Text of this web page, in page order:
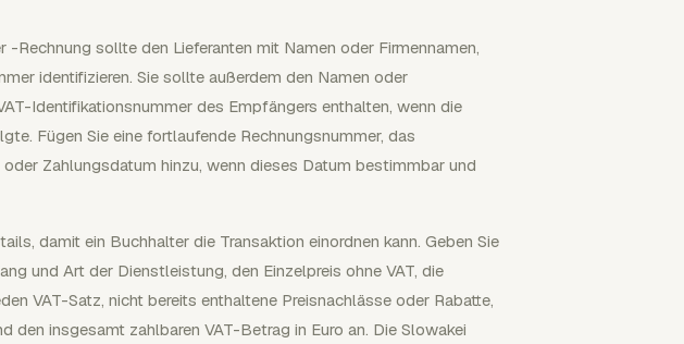
-Rechnung sollte den Lieferanten mit Namen oder Firmennamen,
identifizieren. Sie sollte außerdem den Namen oder
Identifikationsnummer des Empfängers enthalten, wenn die
Fügen Sie eine fortlaufende Rechnungsnummer, das
Zahlungsdatum hinzu, wenn dieses Datum bestimmbar und
damit ein Buchhalter die Transaktion einordnen kann. Geben Sie
und Art der Dienstleistung, den Einzelpreis ohne VAT, die
VAT-Satz, nicht bereits enthaltene Preisnachlässe oder Rabatte,
den insgesamt zahlbaren VAT-Betrag in Euro an. Die Slowakei